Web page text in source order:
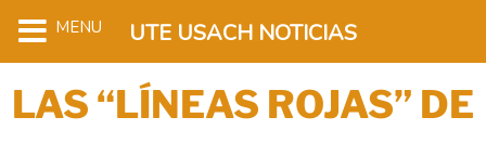
LAS “LÍNEAS ROJAS” DE
MENU UTE USACH NOTICIAS